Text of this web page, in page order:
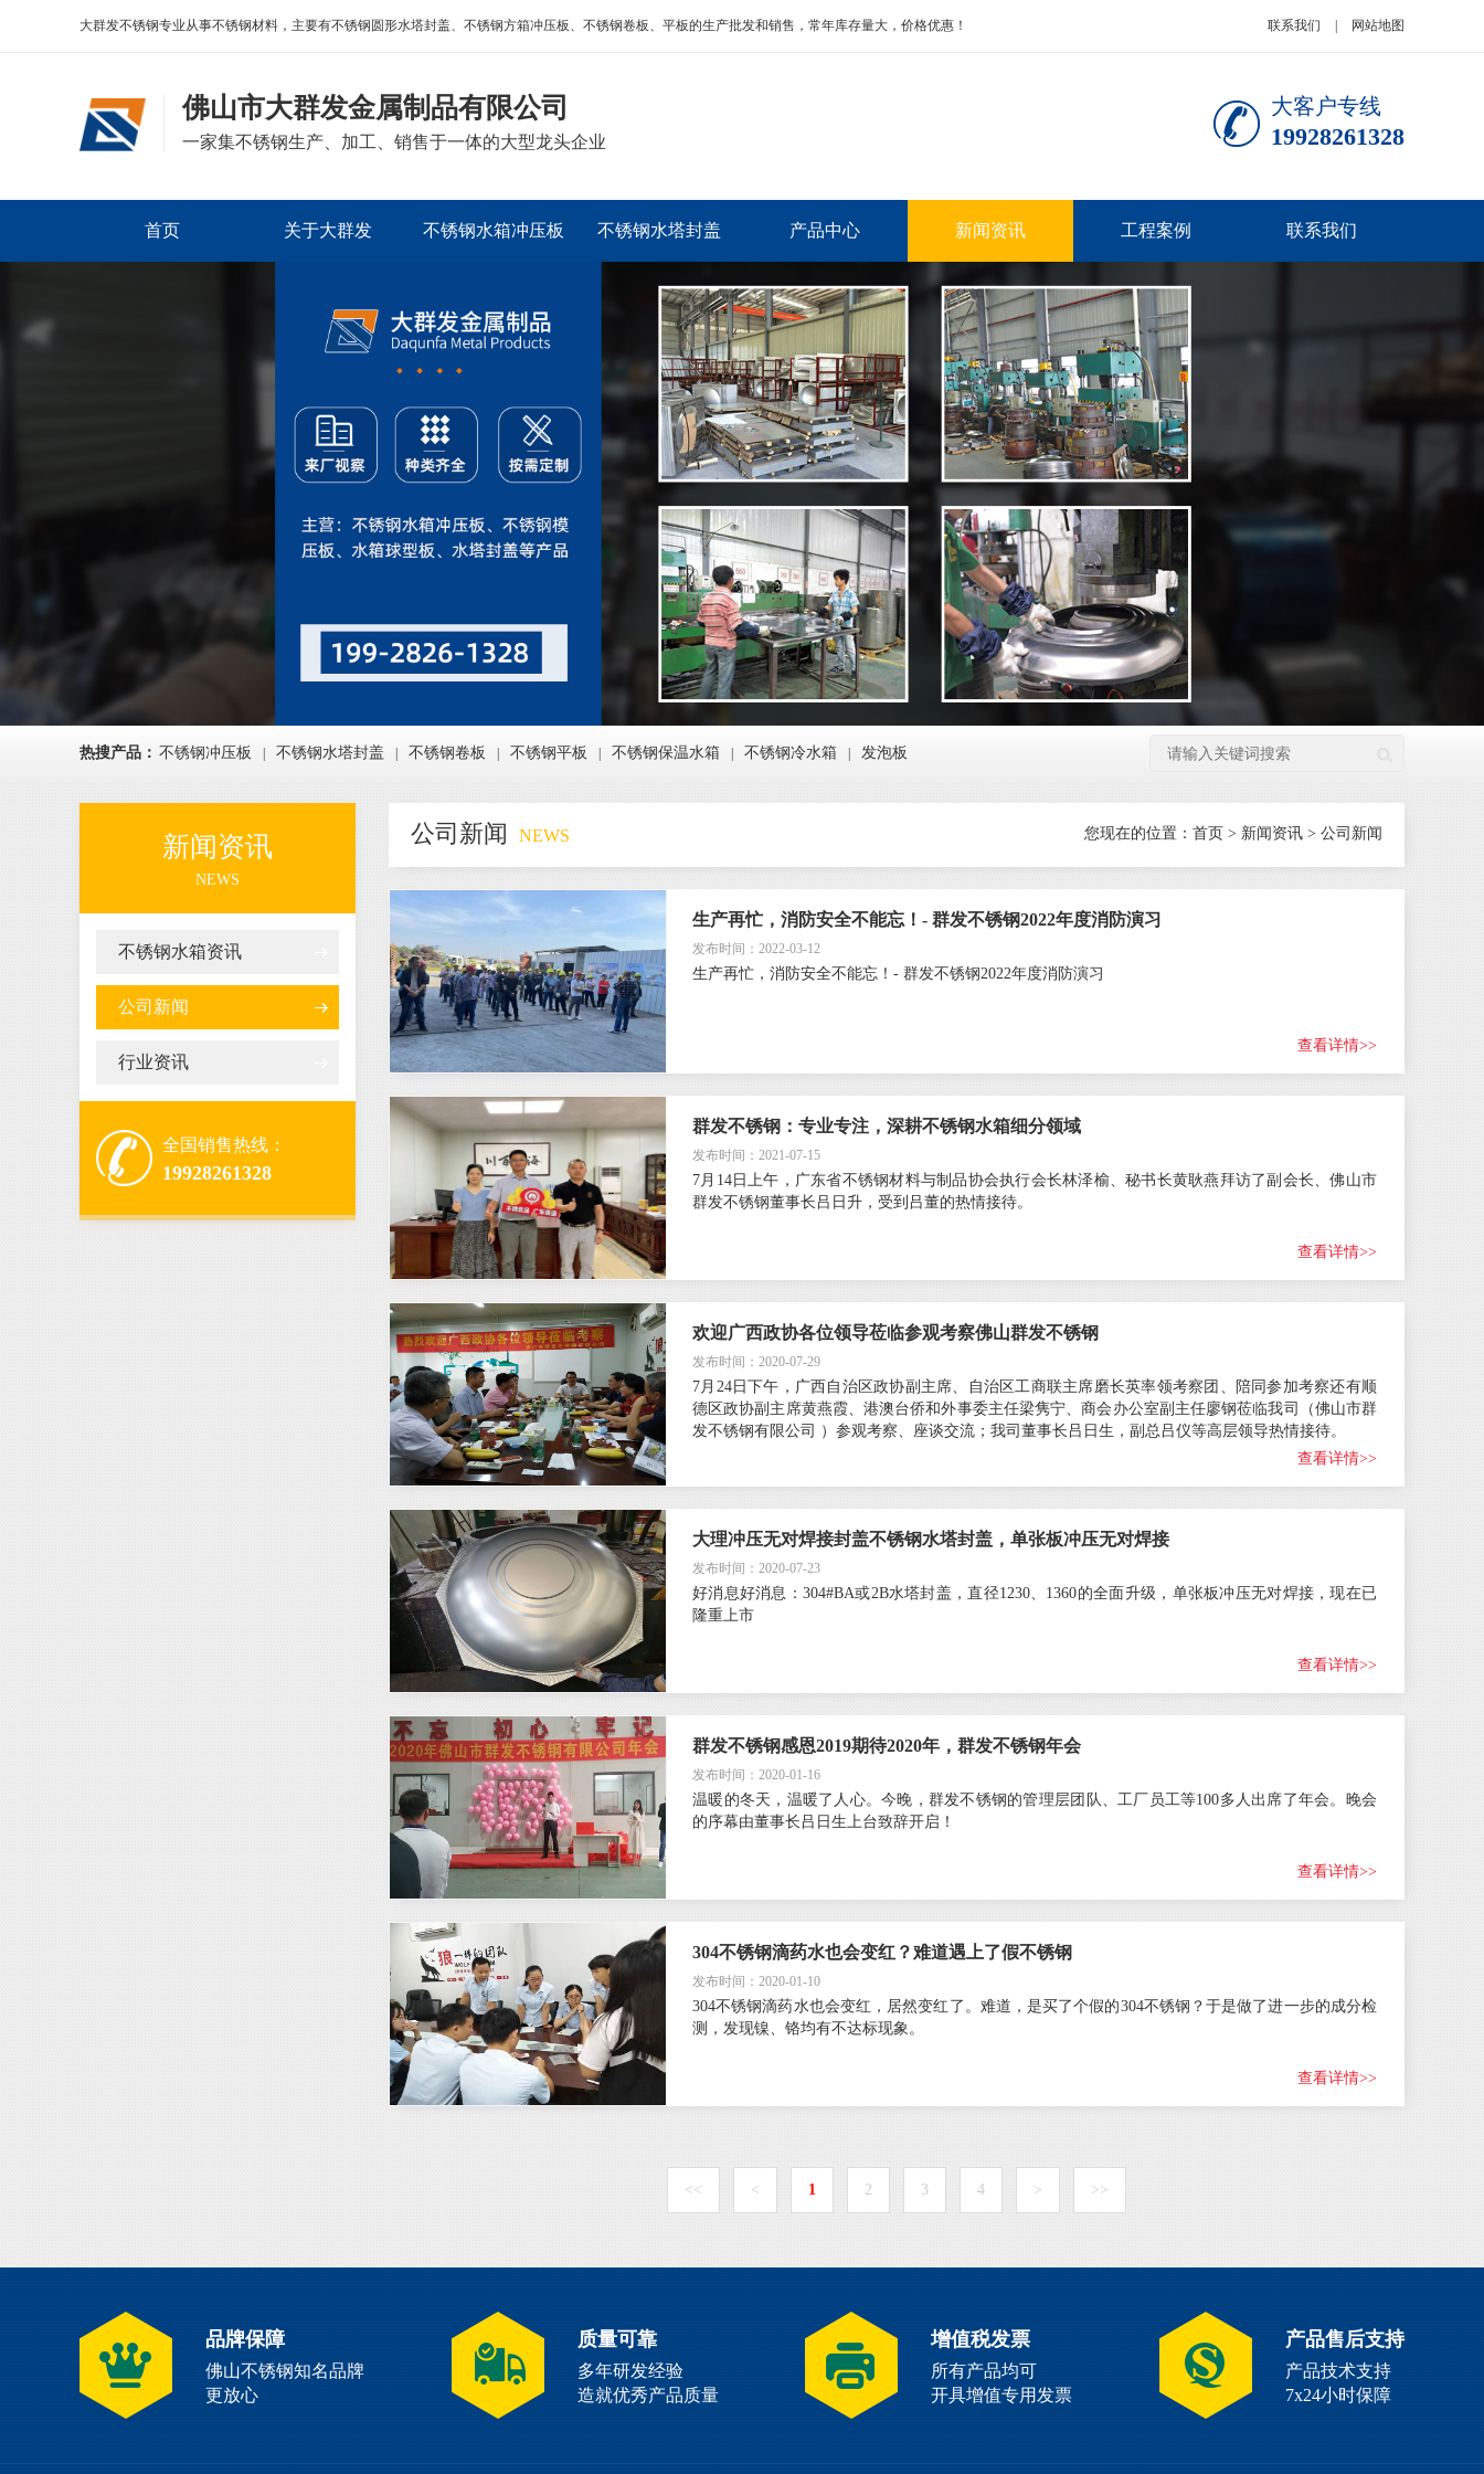
大群发不锈钢专业从事不锈钢材料，主要有不锈钢圆形水塔封盖、不锈钢方箱冲压板、不锈钢卷板、平板的生产批发和销售，常年库存量大，价格优惠！ 联系我们 网站地图
佛山市大群发金属制品有限公司
一家集不锈钢生产、加工、销售于一体的大型龙头企业
大客户专线
19928261328
首页 关于大群发 不锈钢水箱冲压板 不锈钢水塔封盖 产品中心 新闻资讯 工程案例 联系我们
热搜产品： 不锈钢冲压板 不锈钢水塔封盖 不锈钢卷板 不锈钢平板 不锈钢保温水箱 不锈钢冷水箱 发泡板
新闻资讯
NEWS
不锈钢水箱资讯
公司新闻
行业资讯
全国销售热线：
19928261328
公司新闻 NEWS 您现在的位置： 首页 > 新闻资讯 > 公司新闻
生产再忙，消防安全不能忘！- 群发不锈钢2022年度消防演习
发布时间：2022-03-12
生产再忙，消防安全不能忘！- 群发不锈钢2022年度消防演习
查看详情>>
群发不锈钢：专业专注，深耕不锈钢水箱细分领域
发布时间：2021-07-15
7月14日上午，广东省不锈钢材料与制品协会执行会长林泽榆、秘书长黄耿燕拜访了副会长、佛山市
群发不锈钢董事长吕日升，受到吕董的热情接待。
查看详情>>
欢迎广西政协各位领导莅临参观考察佛山群发不锈钢
发布时间：2020-07-29
7月24日下午，广西自治区政协副主席、自治区工商联主席磨长英率领考察团、陪同参加考察还有顺
德区政协副主席黄燕霞、港澳台侨和外事委主任梁隽宁、商会办公室副主任廖钢莅临我司（佛山市群
发不锈钢有限公司 ）参观考察、座谈交流；我司董事长吕日生，副总吕仪等高层领导热情接待。
查看详情>>
大理冲压无对焊接封盖不锈钢水塔封盖，单张板冲压无对焊接
发布时间：2020-07-23
好消息好消息：304#BA或2B水塔封盖，直径1230、1360的全面升级，单张板冲压无对焊接，现在已
隆重上市
查看详情>>
群发不锈钢感恩2019期待2020年，群发不锈钢年会
发布时间：2020-01-16
温暖的冬天，温暖了人心。今晚，群发不锈钢的管理层团队、工厂员工等100多人出席了年会。晚会
的序幕由董事长吕日生上台致辞开启！
查看详情>>
304不锈钢滴药水也会变红？难道遇上了假不锈钢
发布时间：2020-01-10
304不锈钢滴药水也会变红，居然变红了。难道，是买了个假的304不锈钢？于是做了进一步的成分检
测，发现镍、铬均有不达标现象。
查看详情>>
<< < 1 2 3 4 > >>
品牌保障
佛山不锈钢知名品牌
更放心
质量可靠
多年研发经验
造就优秀产品质量
增值税发票
所有产品均可
开具增值专用发票
产品售后支持
产品技术支持
7x24小时保障